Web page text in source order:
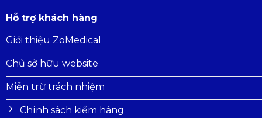
Hỗ trợ khách hàng
Giới thiệu ZoMedical
Chủ sở hữu website
Miễn trừ trách nhiệm
Chính sách kiểm hàng